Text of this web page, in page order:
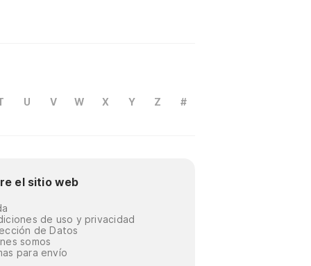
U V W X Y Z #
el sitio web
de uso y privacidad
de Datos
somos
para envío